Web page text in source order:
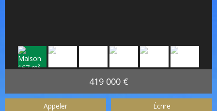
419 000 €
Appeler Écrire